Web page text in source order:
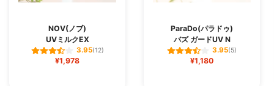
NOV(ノブ)
UVミルクEX
3.95(12)
¥1,978
ParaDo(パラドゥ)
バズ ガードUV N
3.95(5)
¥1,180